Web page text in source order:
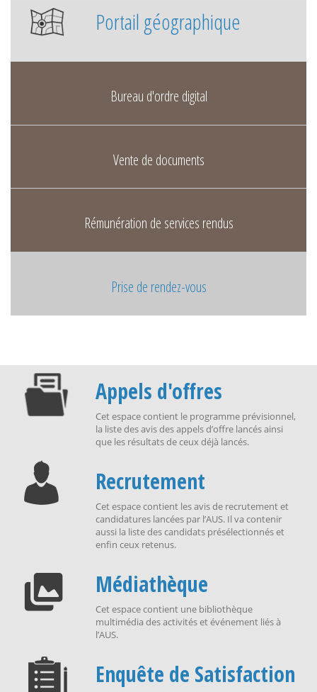
Portail géographique
Bureau d'ordre digital
Vente de documents
Rémunération de services rendus
Prise de rendez-vous
Appels d'offres
Cet espace contient le programme prévisionnel,
la liste des avis des appels d’offre lancés ainsi
que les résultats de ceux déjà lancés.
Recrutement
Cet espace contient les avis de recrutement et
candidatures lancées par l’AUS. Il va contenir
aussi la liste des candidats présélectionnés et
enfin ceux retenus.
Médiathèque
Cet espace contient une bibliothèque
multimédia des activités et événement liés à
l’AUS.
Enquête de Satisfaction